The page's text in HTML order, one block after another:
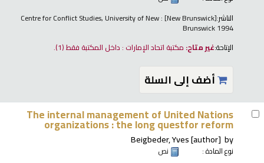
الناشر:
[New Brunswick] : Centre for Conflict Studies, University of New
Brunswick 1994
الإتاحة:غير متاح: مكتبة اتحاد الإمارات : داخل المكتبة فقط(1).
أضف إلى السلة
The internal management of United Nations
organizations : the long questfor reform
by
Beigbeder, Yves[author]
نوع المادة :
نص